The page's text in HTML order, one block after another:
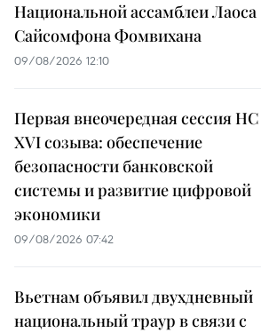
Национальной ассамблеи Лаоса
Сайсомфона Фомвихана
09/08/2026 12:10
Первая внеочередная сессия НС
XVI созыва: обеспечение
безопасности банковской
системы и развитие цифровой
экономики
09/08/2026 07:42
Вьетнам объявил двухдневный
национальный траур в связи с